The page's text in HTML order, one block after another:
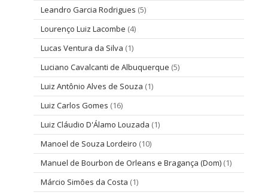
Leandro Garcia Rodrigues (5)
Lourenço Luiz Lacombe (4)
Lucas Ventura da Silva (1)
Luciano Cavalcanti de Albuquerque (5)
Luiz Antônio Alves de Souza (1)
Luiz Carlos Gomes (16)
Luiz Cláudio D'Álamo Louzada (1)
Manoel de Souza Lordeiro (10)
Manuel de Bourbon de Orleans e Bragança (Dom) (1)
Márcio Simões da Costa (1)